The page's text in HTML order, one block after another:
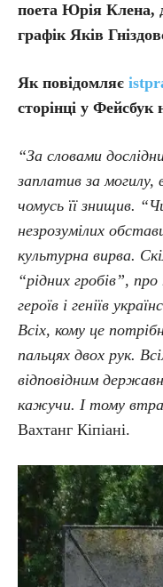
поета Юрія Клена,
графік Яків
Як повідомляє
сторінці у Фейсбук
“За словами
заплатив за
чомусь її знищив.
незрозумілих
культурна вирва.
“рідних гробів”,
героїв і геніїв
Всіх, кому це
пальцях двох рук.
відповідним
кажучи. І тому
Вахтанг Кіпіані.